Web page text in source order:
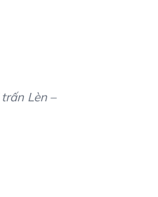
Lèn –